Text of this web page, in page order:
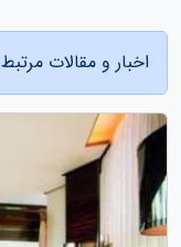
اخبار و مقالات مرتبط